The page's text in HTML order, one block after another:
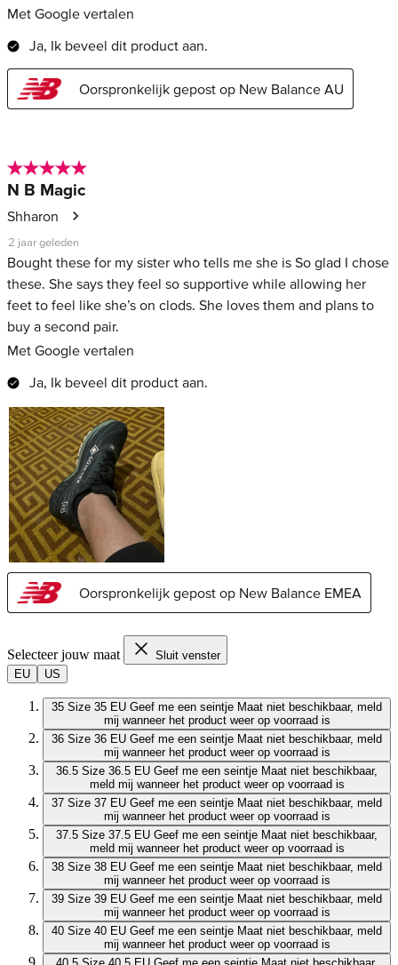
Selecteer jouw maat
Sluit venster
EU
US
35 Size 35 EU Geef me een seintje Maat niet beschikbaar, meld
mij wanneer het product weer op voorraad is
36 Size 36 EU Geef me een seintje Maat niet beschikbaar, meld
mij wanneer het product weer op voorraad is
36.5 Size 36.5 EU Geef me een seintje Maat niet beschikbaar,
meld mij wanneer het product weer op voorraad is
37 Size 37 EU Geef me een seintje Maat niet beschikbaar, meld
mij wanneer het product weer op voorraad is
37.5 Size 37.5 EU Geef me een seintje Maat niet beschikbaar,
meld mij wanneer het product weer op voorraad is
38 Size 38 EU Geef me een seintje Maat niet beschikbaar, meld
mij wanneer het product weer op voorraad is
39 Size 39 EU Geef me een seintje Maat niet beschikbaar, meld
mij wanneer het product weer op voorraad is
40 Size 40 EU Geef me een seintje Maat niet beschikbaar, meld
mij wanneer het product weer op voorraad is